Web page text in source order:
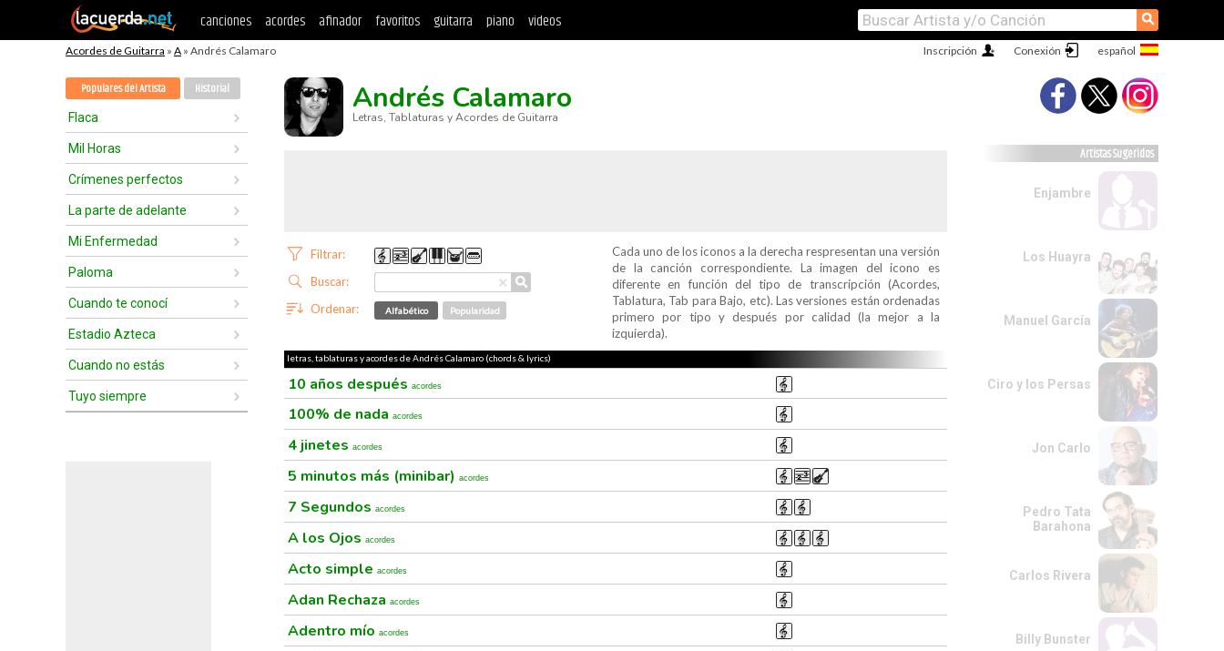
canciones acordes afinador favoritos guitarra piano videos ⚲
Acordes de Guitarra » A » Andrés Calamaro Conexión
Inscripción
Populares del Artista Historial
Flaca
Mil Horas
Crímenes perfectos
La parte de adelante
Mi Enfermedad
Paloma
Cuando te conocí
Estadio Azteca
Cuando no estás
Tuyo siempre
Andrés Calamaro
Letras, Tablaturas y Acordes de Guitarra
Filtrar:
×
Buscar: ⚲
Ordenar: Alfabético Popularidad
Cada uno de los iconos a la derecha respresentan una versión
de la canción correspondiente. La imagen del icono es
diferente en función del tipo de transcripción (Acordes,
Tablatura, Tab para Bajo, etc). Las versiones están ordenadas
primero por tipo y después por calidad (la mejor a la
izquierda).
letras, tablaturas y acordes de Andrés Calamaro (chords & lyrics)
10 años después acordes
100% de nada acordes
4 jinetes acordes
5 minutos más (minibar) acordes
7 Segundos acordes
A los Ojos acordes
Acto simple acordes
Adan Rechaza acordes
Adentro mío acordes
Artistas Sugeridos
Enjambre
Los Huayra
Manuel García
Ciro y los Persas
Jon Carlo
Pedro Tata
Barahona
Carlos Rivera
Billy Bunster